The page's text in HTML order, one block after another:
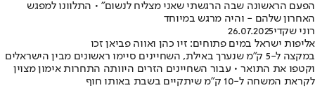
הפעם הראשונה שבה הרגשתי שאני מצליח לנשום" • התלוונו למפגש
האחרון שלהם - והיה מרגש במיוחד
רוני שקדי26.07.2025
אליפות ישראל במים פתוחים: זיו כהן ואווה פביאן זכו
במקצה ל-5 ק"מ שנערך באילת, השחיינים סיימו ראשונים מבין הישראלים
וקטפו את התואר • עבור השחיינים הזרים היוותה התחרות אימון מצוין
לקראת המשחה ל-10 ק"מ שיתקיים בשבת באותו חוף